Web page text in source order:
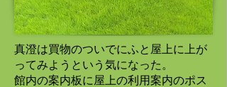
真澄は買物のついでにふと屋上に上が
ってみようという気になった。
館内の案内板に屋上の利用案内のポス